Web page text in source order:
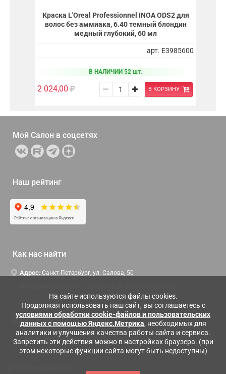
На сайте используются файлы cookies.
Продолжая использовать наш сайт, вы соглашаетесь с
условиями обработки cookie-файлов и пользовательских
данных с помощью Яндекс.Метрика, необходимых для
аналитики и улучшения качества работы сайта и сервиса.
Запретить эти действия можно в настройках браузера. (при
этом некоторые функции сайта могут быть недоступны)
Краска L'Oreal Professionnel INOA ODS2 для
волос без аммиака, 6.40 темный блондин
медный глубокий, 60 мл
арт. E3985600
В НАЛИЧИИ 52 шт.
2 024,00 В КОРЗИНУ
Мой Салон в соцсетях
Наш рейтинг
Как нас найти
Адрес: Санкт-Петербург, ул. Салова, 50
Контактная информация
Служба поддержки: Заказать обратный звонок